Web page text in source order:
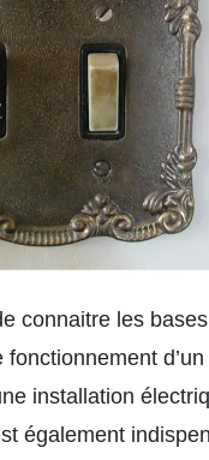
connaitre les
installation
également